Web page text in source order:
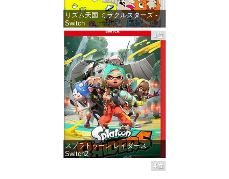
リズム天国 ミラクルスターズ -
Switch
価格：¥5,645
3位
スプラトゥーン レイダース -
Switch2
価格：¥6,446
4位